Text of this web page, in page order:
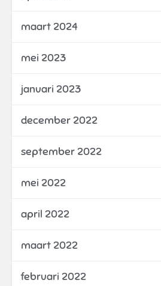
maart 2024
mei 2023
januari 2023
december 2022
september 2022
mei 2022
april 2022
maart 2022
februari 2022